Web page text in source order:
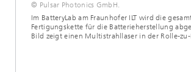
© Pulsar Photonics GmbH.
Im BatteryLab am Fraunhofer ILT wird die
Fertigungskette für die Batterieherstellung
Bild zeigt einen Multistrahllaser in der Rolle-